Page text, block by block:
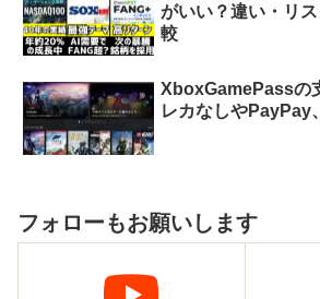
がいい？違い・リ
較
XboxGamePassの
レカなしやPayPay
フォローもお願いします